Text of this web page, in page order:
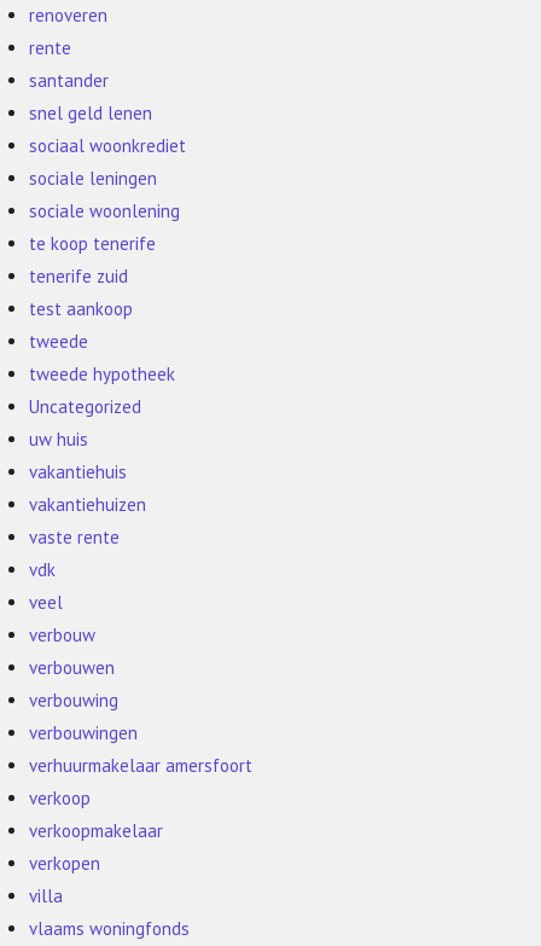
renoveren
rente
santander
snel geld lenen
sociaal woonkrediet
sociale leningen
sociale woonlening
te koop tenerife
tenerife zuid
test aankoop
tweede
tweede hypotheek
Uncategorized
uw huis
vakantiehuis
vakantiehuizen
vaste rente
vdk
veel
verbouw
verbouwen
verbouwing
verbouwingen
verhuurmakelaar amersfoort
verkoop
verkoopmakelaar
verkopen
villa
vlaams woningfonds